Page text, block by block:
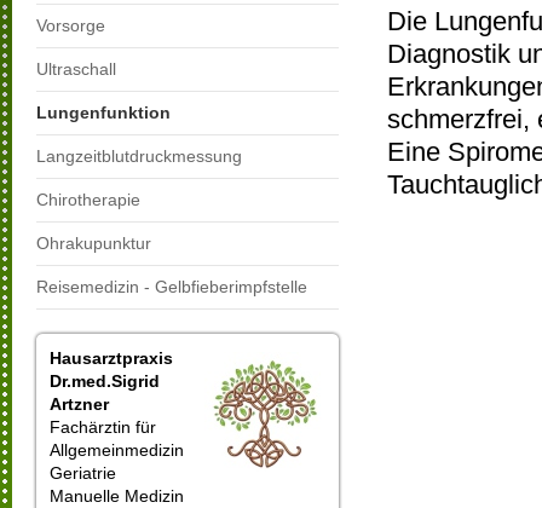
Vorsorge
Ultraschall
Lungenfunktion
Langzeitblutdruckmessung
Chirotherapie
Ohrakupunktur
Reisemedizin - Gelbfieberimpfstelle
Hausarztpraxis
Dr.med.Sigrid
Artzner
Fachärztin für
Allgemeinmedizin
Geriatrie
Manuelle Medizin
Die
Diagnostik
schmerzfrei,
Eine